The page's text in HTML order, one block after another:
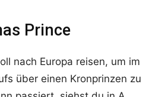
Prince
nach Europa reisen, um im
über einen Kronprinzen zu